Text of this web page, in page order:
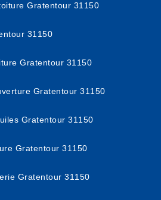
Gratentour 31150
31150
Gratentour 31150
Gratentour 31150
Gratentour 31150
Gratentour 31150
Gratentour 31150